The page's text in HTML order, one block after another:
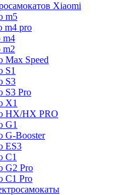
Xiaomi
m5
m4 pro
m4
m2
Max Speed
S1
S3
S3 Pro
X1
HX/HX PRO
G1
G-Booster
ES3
C1
G2 Pro
C1 Pro